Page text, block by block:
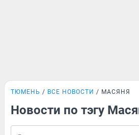
ТЮМЕНЬ ВСЕ НОВОСТИ МАСЯНЯ
Новости по тэгу